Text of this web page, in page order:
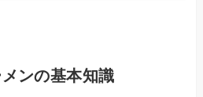
ンの基本知識